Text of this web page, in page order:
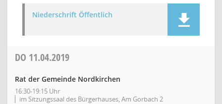
Niederschrift Öffentlich
DO 11.04.2019
Rat der Gemeinde Nordkirchen
16:30-19:15 Uhr
im Sitzungssaal des Bürgerhauses, Am Gorbach 2